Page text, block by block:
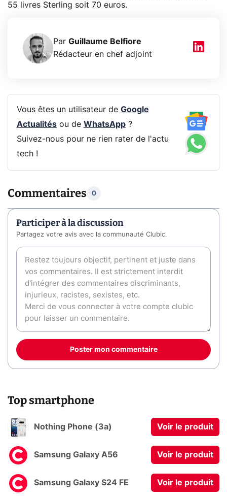
55 livres Sterling soit 70 euros.
Par Guillaume Belfiore
Rédacteur en chef adjoint
Vous êtes un utilisateur de Google
Actualitésou de WhatsApp?
Suivez-nous pour ne rien rater de l'actu
tech !
Commentaires 0
Participer à la discussion
Partagez votre avis avec la communauté Clubic.
Poster mon commentaire
Top smartphone
Nothing Phone (3a) Voir le produit
Samsung Galaxy A56 Voir le produit
Samsung Galaxy S24 FE Voir le produit